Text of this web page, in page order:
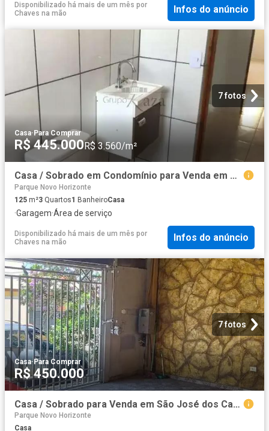
Disponibilizado há mais de um mês por
Chaves na mão
Infos do anúncio
7 fotos
Casa· Para Comprar
R$ 445.000R$ 3.560/m²
Casa / Sobrado em Condomínio para Venda em São José dos Campos/SP Residencial Ana Maria 3 Quartos
Parque Novo Horizonte
125 m²3 Quartos1 BanheiroCasa
·Garagem·Área de serviço
Disponibilizado há mais de um mês por
Chaves na mão
Infos do anúncio
7 fotos
Casa·Para Comprar
R$ 450.000
Casa / Sobrado para Venda em São José dos Campos/SP Jardim Santa Júlia
Parque Novo Horizonte
Casa